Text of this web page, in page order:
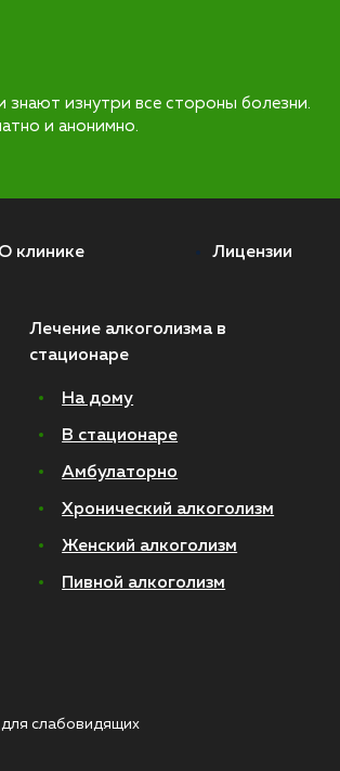
изнутри все стороны болезни.
и анонимно.
О клинике Лицензии
Лечение алкоголизма в
стационаре
На дому
В стационаре
Амбулаторно
Хронический алкоголизм
Женский алкоголизм
Пивной алкоголизм
слабовидящих